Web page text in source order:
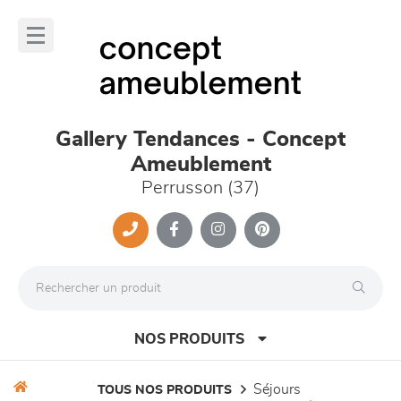
Gallery Tendances - Concept
Ameublement
Perrusson (37)
NOS PRODUITS
TOUS NOS PRODUITS séjours